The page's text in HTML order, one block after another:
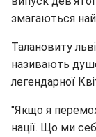
змагаються
Талановиту
називають
легендарної
"Якщо я
нації. Що ми